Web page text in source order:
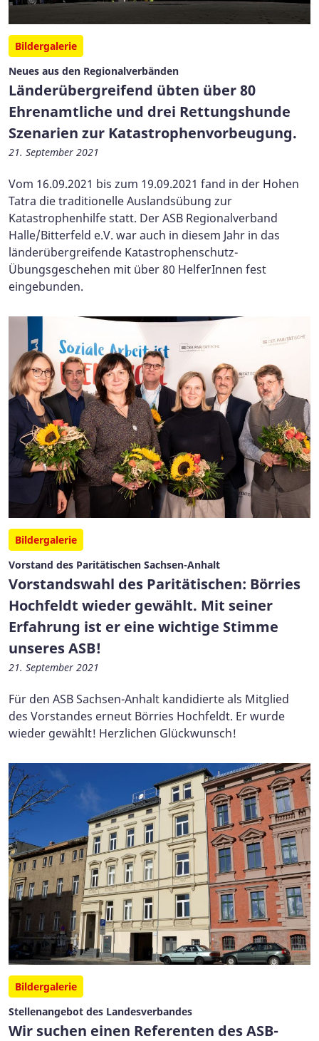
Bildergalerie
Neues aus den Regionalverbänden
Länderübergreifend übten über 80
Ehrenamtliche und drei Rettungshunde
Szenarien zur Katastrophenvorbeugung.
21. September 2021
Vom 16.09.2021 bis zum 19.09.2021 fand in der Hohen
Tatra die traditionelle Auslandsübung zur
Katastrophenhilfe statt. Der ASB Regionalverband
Halle/Bitterfeld e.V. war auch in diesem Jahr in das
länderübergreifende Katastrophenschutz-
Übungsgeschehen mit über 80 HelferInnen fest
eingebunden.
Bildergalerie
Vorstand des Paritätischen Sachsen-Anhalt
Vorstandswahl des Paritätischen: Börries
Hochfeldt wieder gewählt. Mit seiner
Erfahrung ist er eine wichtige Stimme
unseres ASB!
21. September 2021
Für den ASB Sachsen-Anhalt kandidierte als Mitglied
des Vorstandes erneut Börries Hochfeldt. Er wurde
wieder gewählt! Herzlichen Glückwunsch!
Bildergalerie
Stellenangebot des Landesverbandes
Wir suchen einen Referenten des ASB-